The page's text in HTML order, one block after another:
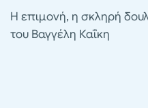
Η επιμονή, η σκληρή
του Βαγγέλη Καΐκη